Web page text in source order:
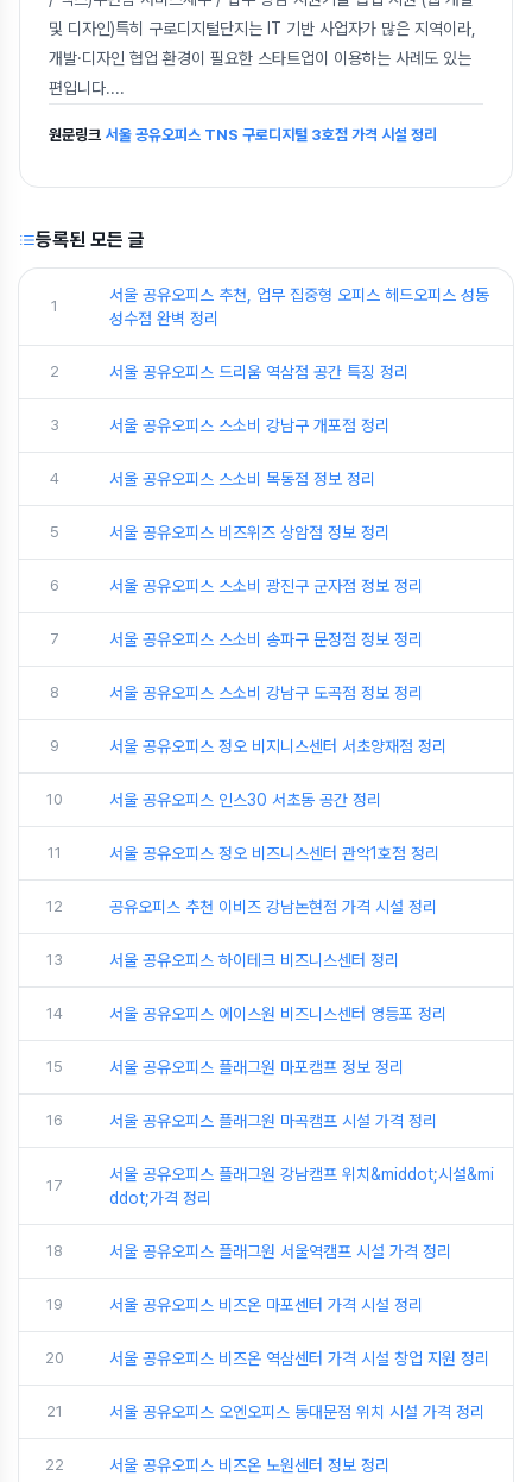
및 디자인)특히 구로디지털단지는 IT 기반 사업자가 많은 지역이라,
개발·디자인 협업 환경이 필요한 스타트업이 이용하는 사례도 있는
편입니다....
원문링크 서울 공유오피스 TNS 구로디지털 3호점 가격 시설 정리
등록된 모든 글
1
서울 공유오피스 추천, 업무 집중형 오피스 헤드오피스 성동
성수점 완벽 정리
2 서울 공유오피스 드리움 역삼점 공간 특징 정리
3 서울 공유오피스 스소비 강남구 개포점 정리
4 서울 공유오피스 스소비 목동점 정보 정리
5 서울 공유오피스 비즈위즈 상암점 정보 정리
6 서울 공유오피스 스소비 광진구 군자점 정보 정리
7 서울 공유오피스 스소비 송파구 문정점 정보 정리
8 서울 공유오피스 스소비 강남구 도곡점 정보 정리
9 서울 공유오피스 정오 비지니스센터 서초양재점 정리
10 서울 공유오피스 인스30 서초동 공간 정리
11 서울 공유오피스 정오 비즈니스센터 관악1호점 정리
12 공유오피스 추천 이비즈 강남논현점 가격 시설 정리
13 서울 공유오피스 하이테크 비즈니스센터 정리
14 서울 공유오피스 에이스원 비즈니스센터 영등포 정리
15 서울 공유오피스 플래그원 마포캠프 정보 정리
16 서울 공유오피스 플래그원 마곡캠프 시설 가격 정리
17
서울 공유오피스 플래그원 강남캠프 위치&middot;시설&mi
ddot;가격 정리
18 서울 공유오피스 플래그원 서울역캠프 시설 가격 정리
19 서울 공유오피스 비즈온 마포센터 가격 시설 정리
20 서울 공유오피스 비즈온 역삼센터 가격 시설 창업 지원 정리
21 서울 공유오피스 오엔오피스 동대문점 위치 시설 가격 정리
22 서울 공유오피스 비즈온 노원센터 정보 정리